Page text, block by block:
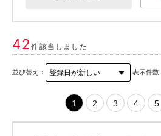
42件該当しました
並び替え： 表示件数
1 2 3 4 5